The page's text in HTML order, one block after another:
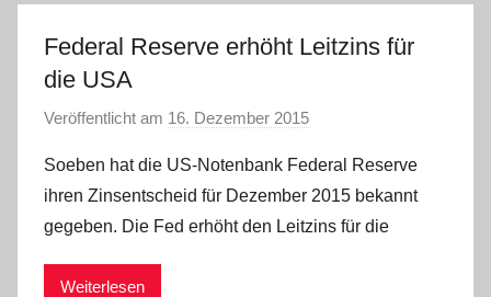
Federal Reserve erhöht Leitzins für
die USA
Veröffentlicht am 16. Dezember 2015
n
a
d
Soeben hat die US-Notenbank Federal Reserve
ihren Zinsentscheid für Dezember 2015 bekannt
gegeben. Die Fed erhöht den Leitzins für die
Weiterlesen